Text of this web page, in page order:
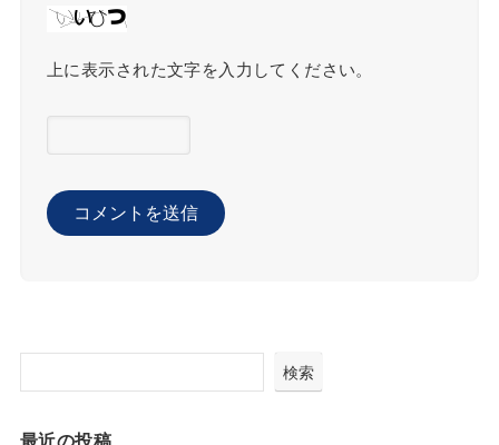
上に表示された文字を入力してください。
検索
最近の投稿